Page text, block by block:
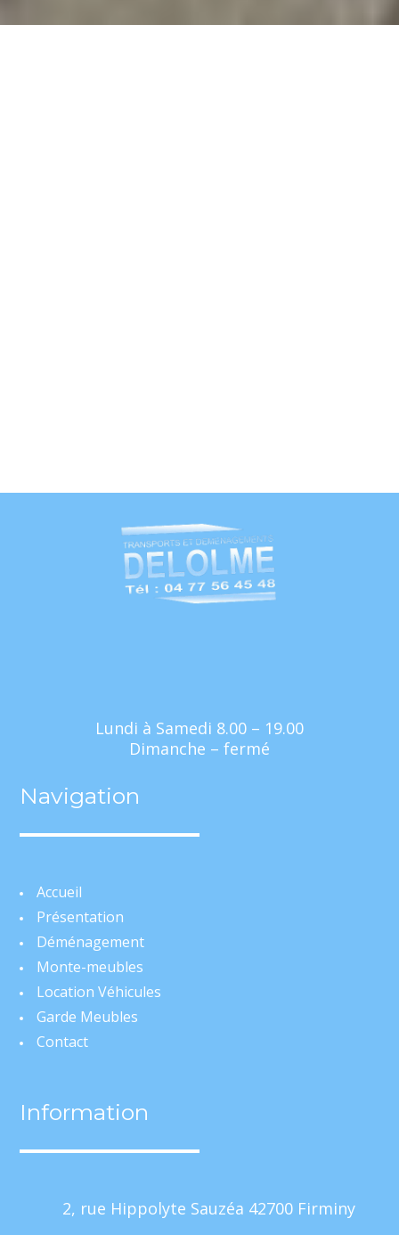
Lundi à Samedi 8.00 – 19.00
Dimanche – fermé
Navigation
Accueil
Présentation
Déménagement
Monte-meubles
Location Véhicules
Garde Meubles
Contact
Information
2, rue Hippolyte Sauzéa 42700 Firminy